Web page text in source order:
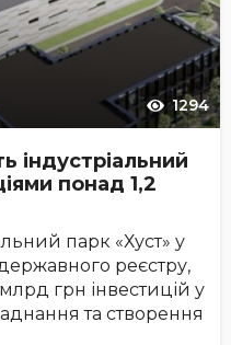
1294
індустріальний
понад 1,2
парк «Хуст» у
реєстру,
грн інвестицій у
та створення